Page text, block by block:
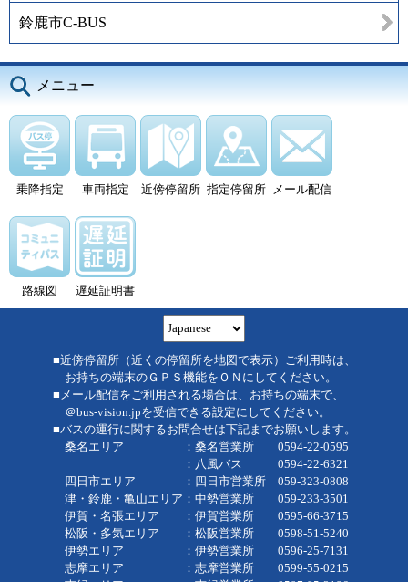
鈴鹿市C-BUS
メニュー
乗降指定 車両指定 近傍停留所 指定停留所 メール配信
路線図 遅延証明書
■近傍停留所（近くの停留所を地図で表示）ご利用時は、
お持ちの端末のＧＰＳ機能をＯＮにしてください。
■メール配信をご利用される場合は、お持ちの端末で、
＠bus-vision.jpを受信できる設定にしてください。
■バスの運行に関するお問合せは下記までお願いします。
桑名エリア ：桑名営業所 0594-22-0595
：八風バス 0594-22-6321
四日市エリア ：四日市営業所 059-323-0808
津・鈴鹿・亀山エリア：中勢営業所 059-233-3501
伊賀・名張エリア ：伊賀営業所 0595-66-3715
松阪・多気エリア ：松阪営業所 0598-51-5240
伊勢エリア ：伊勢営業所 0596-25-7131
志摩エリア ：志摩営業所 0599-55-0215